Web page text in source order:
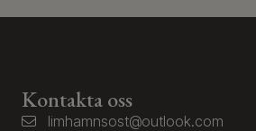
Kontakta oss
limhamnsost@outlook.com